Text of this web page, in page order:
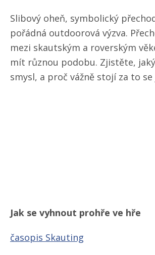
Slibový oheň, symbolický
pořádná outdoorová výzva.
mezi skautským a roverským
mít různou podobu. Zjistěte,
smysl, a proč vážně stojí za to
Jak se vyhnout prohře ve hře
časopis Skauting